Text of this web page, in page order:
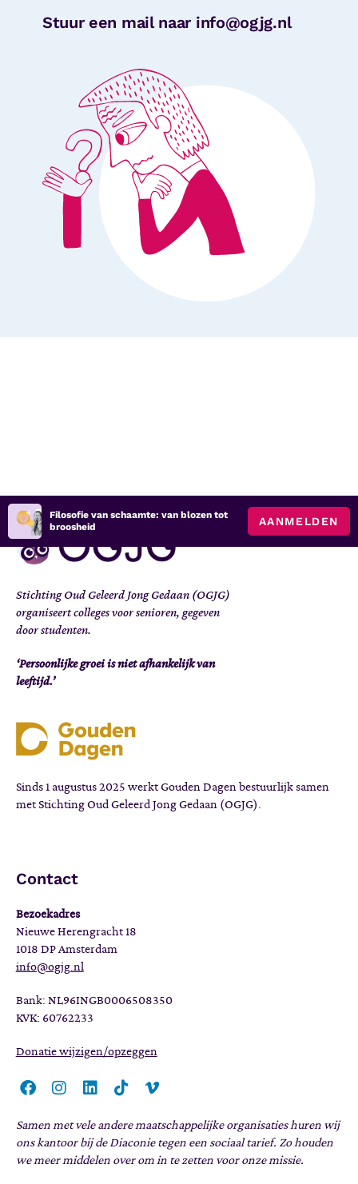
Stuur een mail naar info@ogjg.nl
Filosofie van schaamte: van blozen tot
broosheid
AANMELDEN
Stichting Oud Geleerd Jong Gedaan (OGJG)
organiseert colleges voor senioren, gegeven
door studenten.
‘Persoonlijke groei is niet afhankelijk van
leeftijd.’
Sinds 1 augustus 2025 werkt Gouden Dagen bestuurlijk samen
met Stichting Oud Geleerd Jong Gedaan (OGJG).
Contact
Bezoekadres
Nieuwe Herengracht 18
1018 DP Amsterdam
info@ogjg.nl
Bank: NL96INGB0006508350
KVK: 60762233
Donatie wijzigen/opzeggen
Samen met vele andere maatschappelijke organisaties huren wij
ons kantoor bij de Diaconie tegen een sociaal tarief. Zo houden
we meer middelen over om in te zetten voor onze missie.